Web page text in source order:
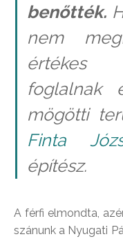
benőtték.
nem
értékes
foglalnak
mögötti
Finta
építész.
A férfi elmondta,
szánunk a Nyugati